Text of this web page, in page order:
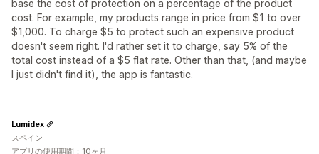
base the cost of protection on a percentage of the product
cost. For example, my products range in price from $1 to over
$1,000. To charge $5 to protect such an expensive product
doesn't seem right. I'd rather set it to charge, say 5% of the
total cost instead of a $5 flat rate. Other than that, (and maybe
I just didn't find it), the app is fantastic.
Lumidex
スペイン
アプリの使用期間：10ヶ月